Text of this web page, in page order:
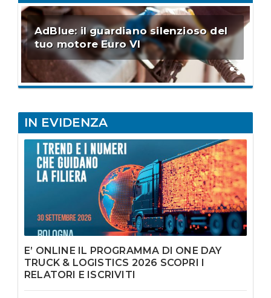
AdBlue: il guardiano silenzioso del
tuo motore Euro VI
IN EVIDENZA
E’ ONLINE IL PROGRAMMA DI ONE DAY
TRUCK & LOGISTICS 2026 SCOPRI I
RELATORI E ISCRIVITI